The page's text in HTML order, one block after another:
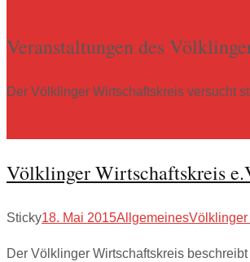
Veranstaltungen des
Der Völklinger Wirtschaftskreis versucht
Völklinger Wirtschaftskreis
Sticky18. Mai 2015AllgemeinesVölklinger
Der Völklinger Wirtschaftskreis